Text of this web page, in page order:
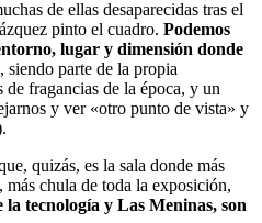
de ellas desaparecidas tras el
pinto el cuadro. Podemos
lugar y dimensión donde
, siendo parte de la propia
fragancias de la época, y un
y ver «otro punto de vista» y
quizás, es la sala donde más
chula de toda la exposición,
la tecnología y Las Meninas, son